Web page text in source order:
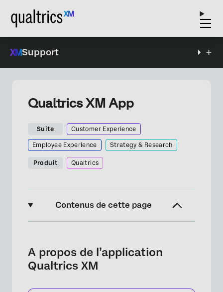
Support
Qualtrics XM App
Suite Customer Experience
Employee Experience Strategy & Research
Produit Qualtrics
Contenus de cette page
Télécharger l’application
Se connecter à l’application
A propos de l’application
Qualtrics XM